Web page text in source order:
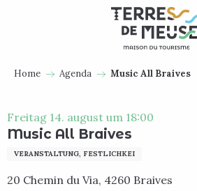
Home Agenda Music All Braives
Freitag 14. august um 18:00
Music All Braives
VERANSTALTUNG, FESTLICHKEI
20 Chemin du Via, 4260 Braives